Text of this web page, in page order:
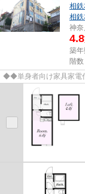
相鉄
相鉄
神
4.8
築年
階
◆◆単身者向け家具家電